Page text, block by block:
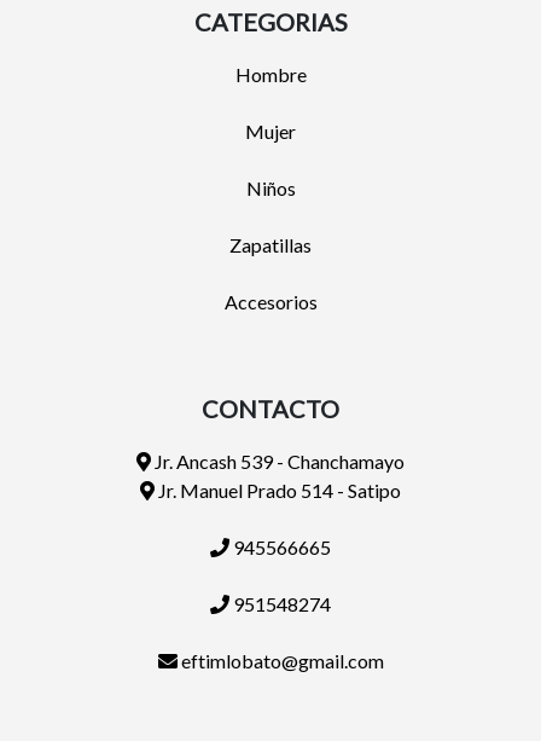
CATEGORIAS
Hombre
Mujer
Niños
Zapatillas
Accesorios
CONTACTO
Jr. Ancash 539 - Chanchamayo
Jr. Manuel Prado 514 - Satipo
945566665
951548274
eftimlobato@gmail.com